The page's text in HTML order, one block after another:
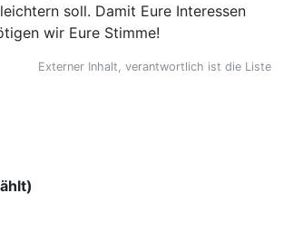
soll. Damit Eure Interessen
wir Eure Stimme!
Externer Inhalt, verantwortlich ist die Liste